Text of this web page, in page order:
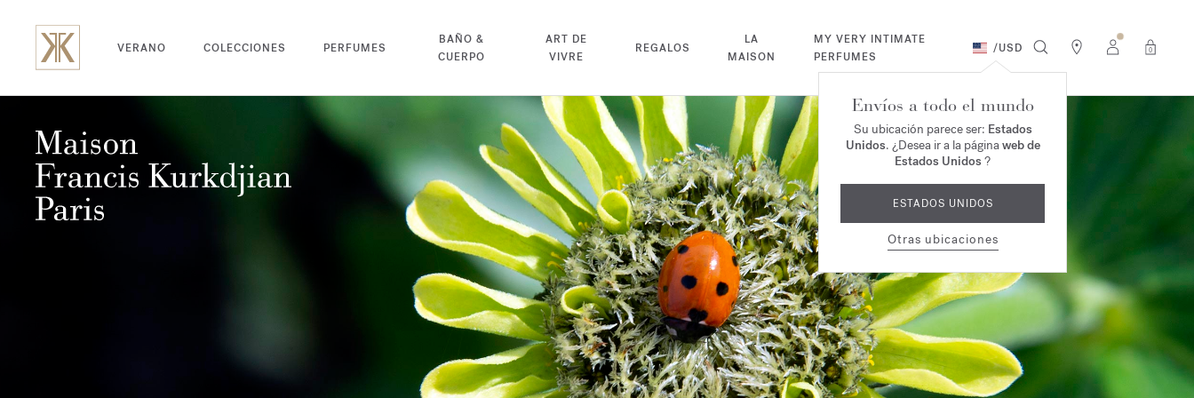
VERANO COLECCIONES PERFUMES
BAÑO &
CUERPO
ART DE
VIVRE
REGALOS
LA
MAISON
MY VERY INTIMATE
PERFUMES
/USD 0
Envíos a todo el mundo
Su ubicación parece ser: Estados
Unidos. ¿Desea ir a la páginaweb de
Estados Unidos ?
ESTADOS UNIDOS
Otras ubicaciones